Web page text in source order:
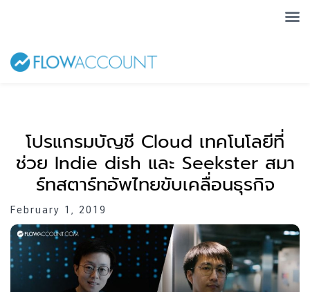
โปรแกรมบัญชี Cloud เทคโนโลยีที่
ช่วย Indie dish และ Seekster สมา
ร์ทสตาร์ทอัพไทยขับเคลื่อนธุรกิจ
February 1, 2019